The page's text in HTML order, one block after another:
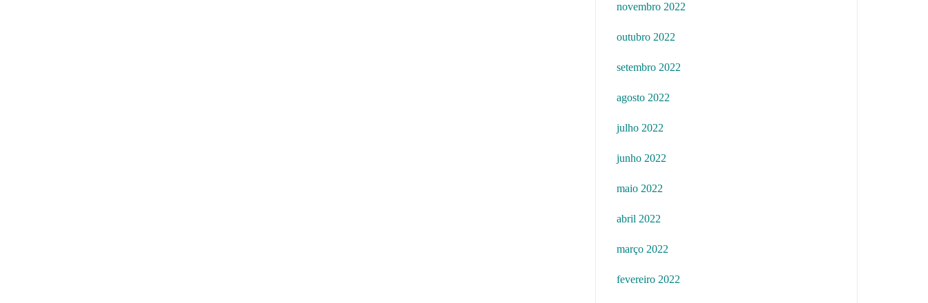
novembro 2022
outubro 2022
setembro 2022
agosto 2022
julho 2022
junho 2022
maio 2022
abril 2022
março 2022
fevereiro 2022